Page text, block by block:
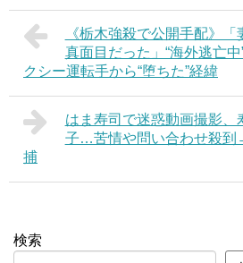
《栃木強殺で公開手配》
真面目だった」“海外逃亡
クシー運転手から“堕ちた”経緯
はま寿司で迷惑動画撮影、
子…苦情や問い合わせ殺到
捕
検索